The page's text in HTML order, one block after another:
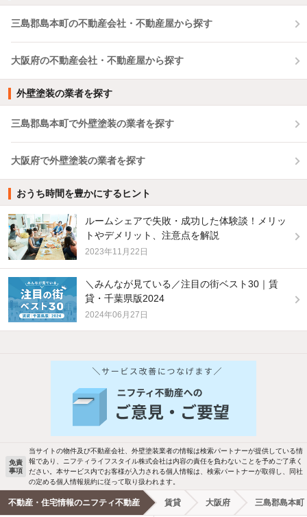
三島郡島本町の不動産会社・不動産屋から探す
大阪府の不動産会社・不動産屋から探す
外壁塗装の業者を探す
三島郡島本町で外壁塗装の業者を探す
大阪府で外壁塗装の業者を探す
おうち時間を豊かにするヒント
ルームシェアで失敗・成功した体験談！メリッ
トやデメリット、注意点を解説
2023年11月22日
＼みんなが見ている／注目の街ベスト30｜賃
貸・千葉県版2024
2024年06月27日
他の人はこんな条件で絞り込んでいます！
バス・トイレ別 2階以上
洗濯機置場あり 独立洗面台
エアコンあり 都市ガス
免責
事項
当サイトの物件及び不動産会社、外壁塗装業者の情報は検索パートナーが提供している情
報であり、ニフティライフスタイル株式会社は内容の責任を負わないことを予めご了承く
ださい。本サービス内でお客様が入力される個人情報は、検索パートナーが取得し、同社
の定める個人情報規約に従って取り扱われます。
不動産・住宅情報のニフティ不動産 賃貸 大阪府 三島郡島本町